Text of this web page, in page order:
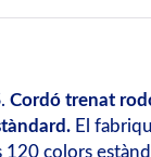
Cordó trenat
El
120 colors